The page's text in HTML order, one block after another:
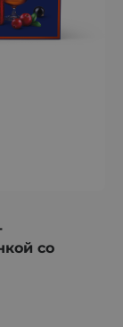
со